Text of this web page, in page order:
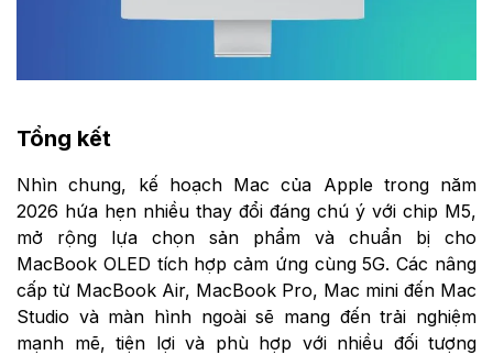
Tổng kết
Nhìn chung, kế hoạch Mac của Apple trong năm
2026 hứa hẹn nhiều thay đổi đáng chú ý với chip M5,
mở rộng lựa chọn sản phẩm và chuẩn bị cho
MacBook OLED tích hợp cảm ứng cùng 5G. Các nâng
cấp từ MacBook Air, MacBook Pro, Mac mini đến Mac
Studio và màn hình ngoài sẽ mang đến trải nghiệm
mạnh mẽ, tiện lợi và phù hợp với nhiều đối tượng